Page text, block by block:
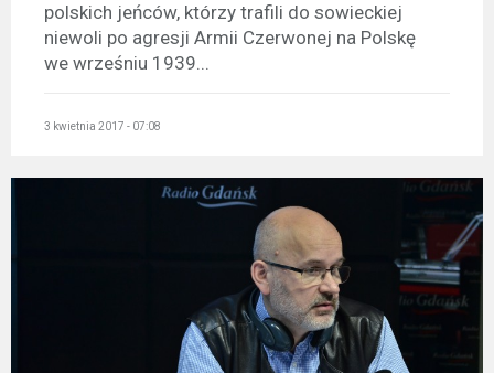
polskich jeńców, którzy trafili do sowieckiej
niewoli po agresji Armii Czerwonej na Polskę
we wrześniu 1939...
3 kwietnia 2017 - 07:08